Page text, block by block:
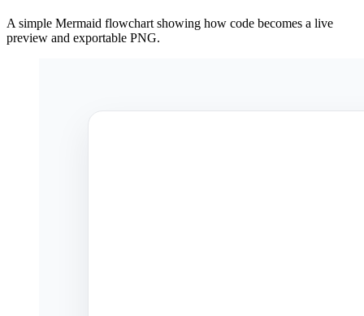
A simple Mermaid flowchart showing how code becomes a live
preview and exportable PNG.